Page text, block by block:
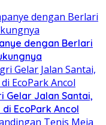
dengan Berlari
Gelar Jalan Santai,
EcoPark Ancol